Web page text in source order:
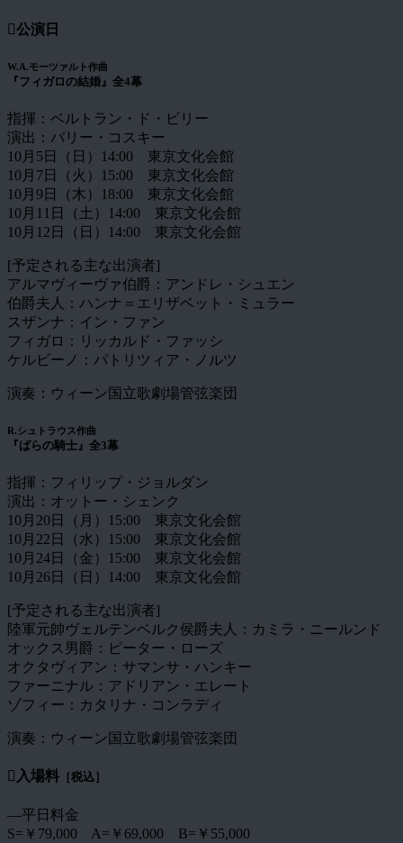
公演日
W.A.モーツァルト作曲
『フィガロの結婚』全4幕
指揮：ベルトラン・ド・ビリー
演出：バリー・コスキー
10月5日（日）14:00 東京文化会館
10月7日（火）15:00 東京文化会館
10月9日（木）18:00 東京文化会館
10月11日（土）14:00 東京文化会館
10月12日（日）14:00 東京文化会館
[予定される主な出演者]
アルマヴィーヴァ伯爵：アンドレ・シュエン
伯爵夫人：ハンナ＝エリザベット・ミュラー
スザンナ：イン・ファン
フィガロ：リッカルド・ファッシ
ケルビーノ：パトリツィア・ノルツ
演奏：ウィーン国立歌劇場管弦楽団
R.シュトラウス作曲
『ばらの騎士』全3幕
指揮：フィリップ・ジョルダン
演出：オットー・シェンク
10月20日（月）15:00 東京文化会館
10月22日（水）15:00 東京文化会館
10月24日（金）15:00 東京文化会館
10月26日（日）14:00 東京文化会館
[予定される主な出演者]
陸軍元帥ヴェルテンベルク侯爵夫人：カミラ・ニールンド
オックス男爵：ピーター・ローズ
オクタヴィアン：サマンサ・ハンキー
ファーニナル：アドリアン・エレート
ゾフィー：カタリナ・コンラディ
演奏：ウィーン国立歌劇場管弦楽団
入場料 ［税込］
―平日料金
S=￥79,000 A=￥69,000 B=￥55,000